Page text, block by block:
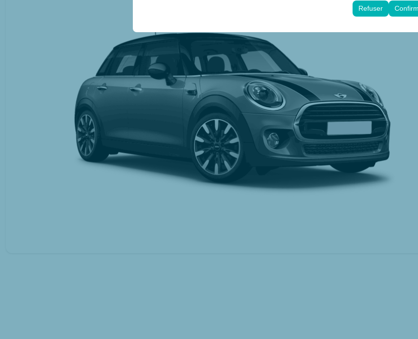
conservant vos paramètres d’interface utilisateur, vos préférences linguistiques et
Refuser